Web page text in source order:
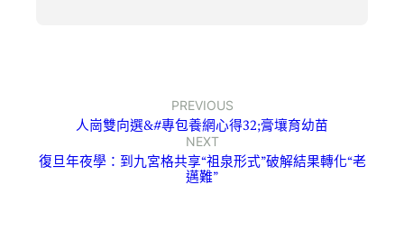
PREVIOUS
人崗雙向選&#專包養網心得32;膏壤育幼苗
NEXT
復旦年夜學：到九宮格共享“祖泉形式”破解結果轉化“老
邁難”